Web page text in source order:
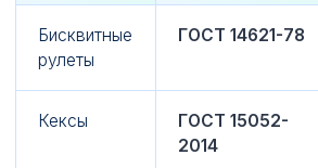
Бисквитные
рулеты
ГОСТ 14621-78
Кексы
ГОСТ 15052-
2014